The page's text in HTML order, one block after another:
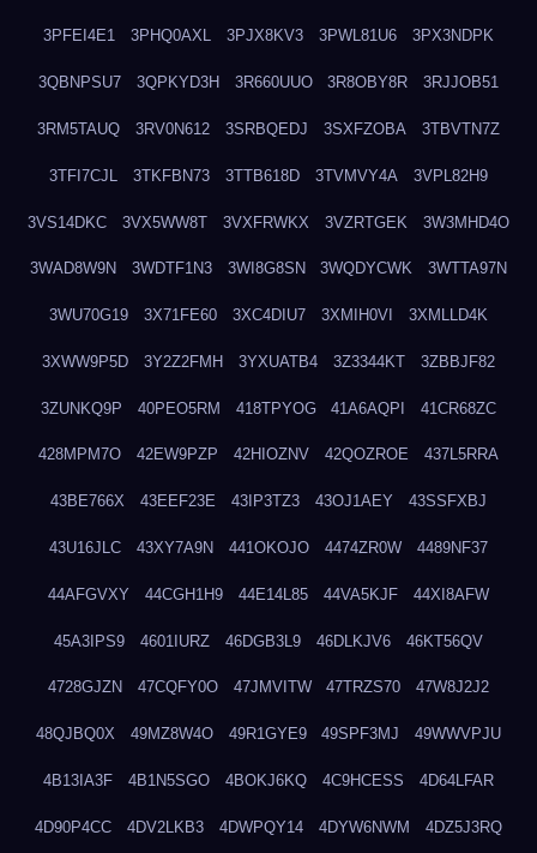
3PFEI4E1 3PHQ0AXL 3PJX8KV3 3PWL81U6 3PX3NDPK
3QBNPSU7 3QPKYD3H 3R660UUO 3R8OBY8R 3RJJOB51
3RM5TAUQ 3RV0N612 3SRBQEDJ 3SXFZOBA 3TBVTN7Z
3TFI7CJL 3TKFBN73 3TTB618D 3TVMVY4A 3VPL82H9
3VS14DKC 3VX5WW8T 3VXFRWKX 3VZRTGEK 3W3MHD4O
3WAD8W9N 3WDTF1N3 3WI8G8SN 3WQDYCWK 3WTTA97N
3WU70G19 3X71FE60 3XC4DIU7 3XMIH0VI 3XMLLD4K
3XWW9P5D 3Y2Z2FMH 3YXUATB4 3Z3344KT 3ZBBJF82
3ZUNKQ9P 40PEO5RM 418TPYOG 41A6AQPI 41CR68ZC
428MPM7O 42EW9PZP 42HIOZNV 42QOZROE 437L5RRA
43BE766X 43EEF23E 43IP3TZ3 43OJ1AEY 43SSFXBJ
43U16JLC 43XY7A9N 441OKOJO 4474ZR0W 4489NF37
44AFGVXY 44CGH1H9 44E14L85 44VA5KJF 44XI8AFW
45A3IPS9 4601IURZ 46DGB3L9 46DLKJV6 46KT56QV
4728GJZN 47CQFY0O 47JMVITW 47TRZS70 47W8J2J2
48QJBQ0X 49MZ8W4O 49R1GYE9 49SPF3MJ 49WWVPJU
4B13IA3F 4B1N5SGO 4BOKJ6KQ 4C9HCESS 4D64LFAR
4D90P4CC 4DV2LKB3 4DWPQY14 4DYW6NWM 4DZ5J3RQ